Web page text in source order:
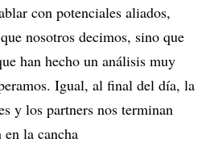
con potenciales aliados,
nosotros decimos, sino que
han hecho un análisis muy
Igual, al final del día, la
y los partners nos terminan
la cancha